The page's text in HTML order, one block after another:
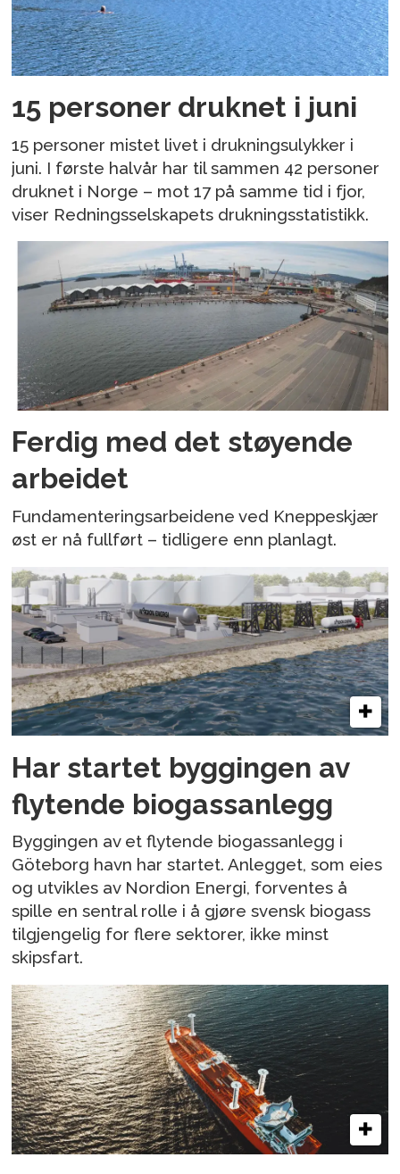
15 personer druknet i juni
15 personer mistet livet i drukningsulykker i
juni. I første halvår har til sammen 42 personer
druknet i Norge – mot 17 på samme tid i fjor,
viser Redningsselskapets drukningsstatistikk.
Ferdig med det støyende
arbeidet
Fundamenteringsarbeidene ved Kneppeskjær
øst er nå fullført – tidligere enn planlagt.
Har startet byggingen av
flytende biogassanlegg
Byggingen av et flytende biogassanlegg i
Göteborg havn har startet. Anlegget, som eies
og utvikles av Nordion Energi, forventes å
spille en sentral rolle i å gjøre svensk biogass
tilgjengelig for flere sektorer, ikke minst
skipsfart.